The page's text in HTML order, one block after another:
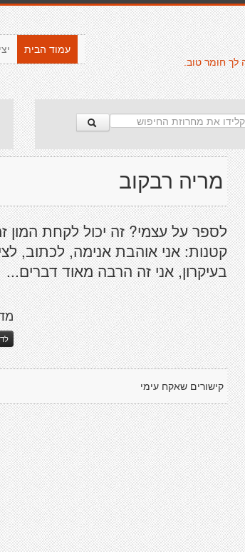
עמוד הבית
לך חומר טוב.
מריה רבקוב
לספר על עצמי? זה יכול לקחת המון
קטנות: אני אוהבת אנימה, לכתוב,
בעיקרון, אני זה הרבה מאוד דברים...
קישורים שאקח עימי